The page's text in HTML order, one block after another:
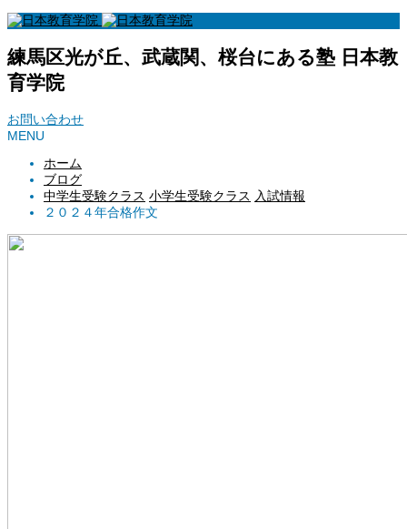
練馬区光が丘、武蔵関、桜台にある塾 日本教
育学院
お問い合わせ
MENU
ホーム
ブログ
中学生受験クラス 小学生受験クラス 入試情報
２０２４年合格作文